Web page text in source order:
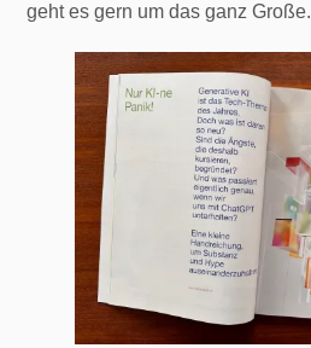
geht es gern um das ganz Große.